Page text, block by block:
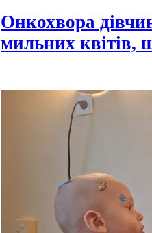
Онкохвора
мильних квітів,